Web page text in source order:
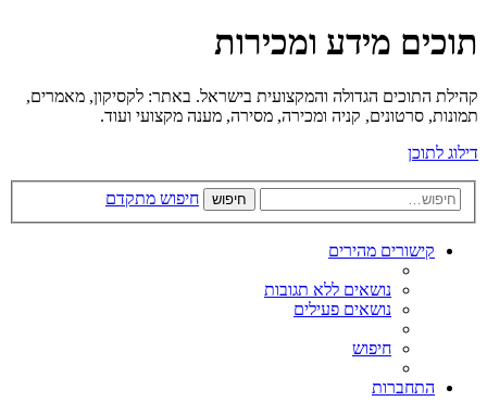
תוכים מידע ומכירות
קהילת התוכים הגדולה והמקצועית בישראל. באתר: לקסיקון, מאמרים,
תמונות, סרטונים, קניה ומכירה, מסירה, מענה מקצועי ועוד.
דילוג לתוכן
חיפוש חיפוש מתקדם
קישורים מהירים
נושאים ללא תגובות
נושאים פעילים
חיפוש
התחברות